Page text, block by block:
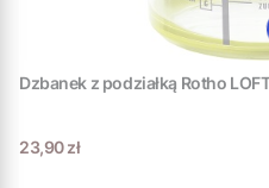
Dzbanek z podziałką Rotho
Cena
23,90 zł